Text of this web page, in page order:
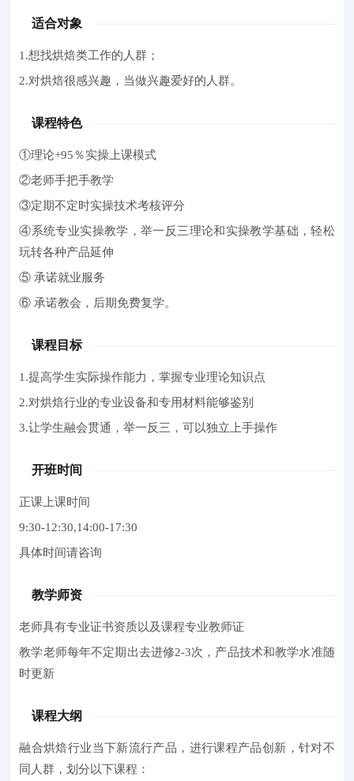
适合对象
1.想找烘焙类工作的人群；
2.对烘焙很感兴趣，当做兴趣爱好的人群。
课程特色
①理论+95％实操上课模式
②老师手把手教学
③定期不定时实操技术考核评分
④系统专业实操教学，举一反三理论和实操教学基础，轻松
玩转各种产品延伸
⑤ 承诺就业服务
⑥ 承诺教会，后期免费复学。
课程目标
1.提高学生实际操作能力，掌握专业理论知识点
2.对烘焙行业的专业设备和专用材料能够鉴别
3.让学生融会贯通，举一反三，可以独立上手操作
开班时间
正课上课时间
9:30-12:30,14:00-17:30
具体时间请咨询
教学师资
老师具有专业证书资质以及课程专业教师证
教学老师每年不定期出去进修2-3次，产品技术和教学水准随
时更新
课程大纲
融合烘焙行业当下新流行产品，进行课程产品创新，针对不
同人群，划分以下课程：